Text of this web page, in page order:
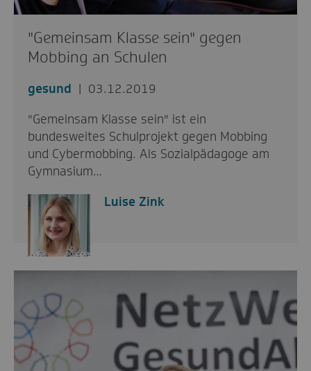
"Gemeinsam Klasse sein" gegen
Mobbing an Schulen
gesund
03.12.2019
"Gemeinsam Klasse sein" ist ein
bundesweites Schulprojekt gegen Mobbing
und Cybermobbing. Als Sozialpädagoge am
Gymnasium…
Luise Zink